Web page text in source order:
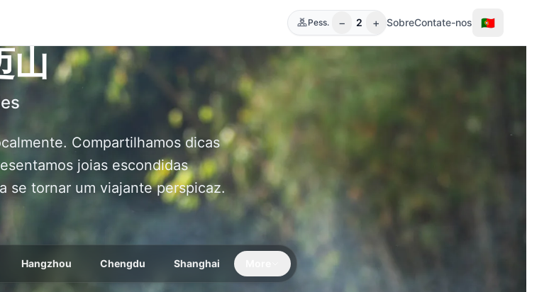
Pess. − 2 + SobreContate-nos 🇵🇹
山
Compartilhamos dicas
joias escondidas
se tornar um viajante perspicaz.
Hangzhou Chengdu Shanghai